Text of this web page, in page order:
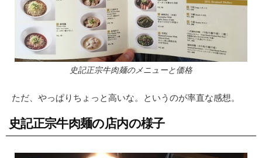
史記正宗牛肉麺のメニューと価格
ただ、やっぱりちょっと高いな。というのが率直な感想。
史記正宗牛肉麺の店内の様子